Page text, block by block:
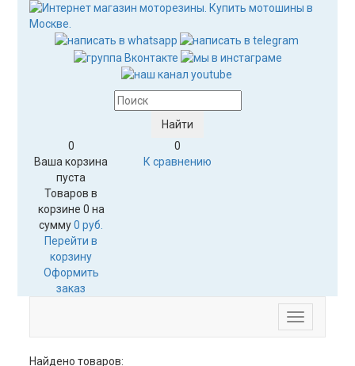
0
Ваша корзина
пуста
Товаров в
корзине 0 на
сумму0 руб.
Перейти в
корзину
Оформить
заказ
0
К сравнению
Меню
Найдено товаров: